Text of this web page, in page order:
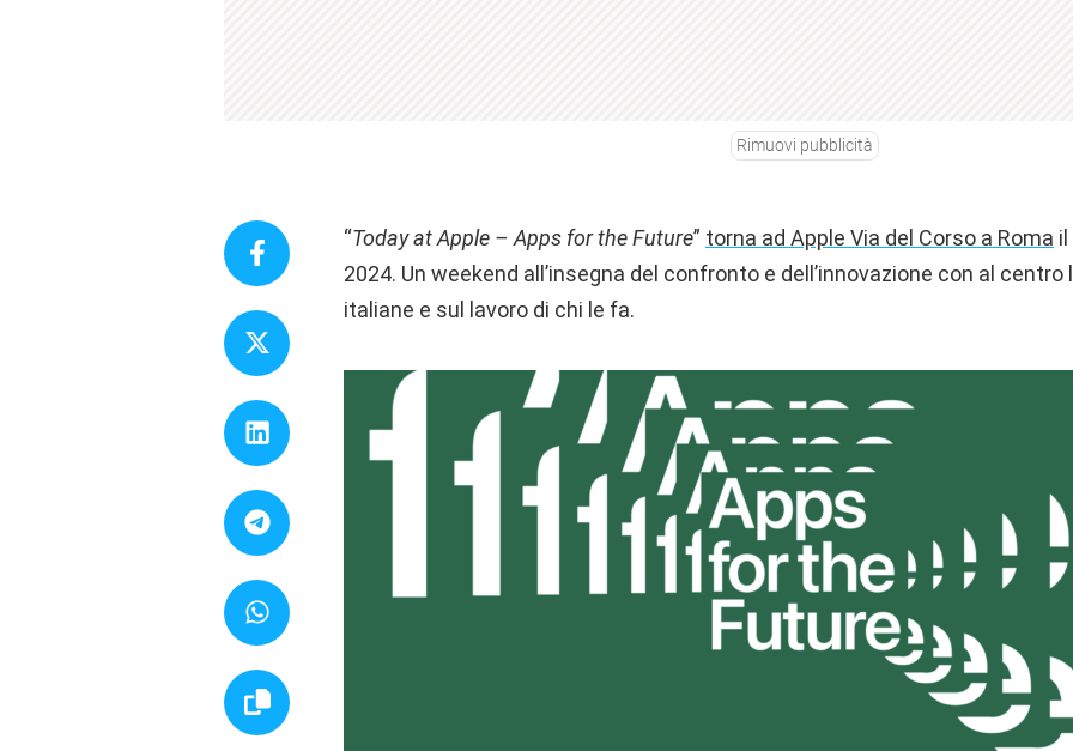
Rimuovi pubblicità
“Today at Apple – Apps for the Future” torna ad Apple Via del Corso a Roma
2024. Un weekend all’insegna del confronto e dell’innovazione con al centro
italiane e sul lavoro di chi le fa.